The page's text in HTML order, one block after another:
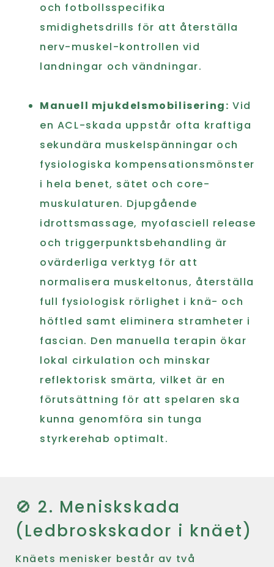
och fotbollsspecifika
smidighetsdrills för att återställa
nerv-muskel-kontrollen vid
landningar och vändningar.
Manuell mjukdelsmobilisering: Vid
en ACL-skada uppstår ofta kraftiga
sekundära muskelspänningar och
fysiologiska kompensationsmönster
i hela benet, sätet och core-
muskulaturen. Djupgående
idrottsmassage, myofasciell release
och triggerpunktsbehandling är
ovärderliga verktyg för att
normalisera muskeltonus, återställa
full fysiologisk rörlighet i knä- och
höftled samt eliminera stramheter i
fascian. Den manuella terapin ökar
lokal cirkulation och minskar
reflektorisk smärta, vilket är en
förutsättning för att spelaren ska
kunna genomföra sin tunga
styrkerehab optimalt.
🚫 2. Meniskskada
(Ledbroskskador i knäet)
Knäets menisker består av två